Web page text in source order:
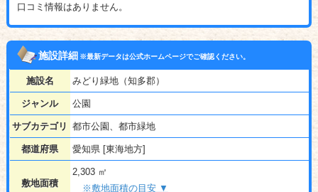
口コミ情報はありません。
施設詳細※最新データは公式ホームページでご確認ください。
施設名 みどり緑地（知多郡）
ジャンル 公園
サブカテゴリ 都市公園、都市緑地
都道府県 愛知県 [東海地方]
敷地面積
2,303 ㎡
※敷地面積の目安 ▼